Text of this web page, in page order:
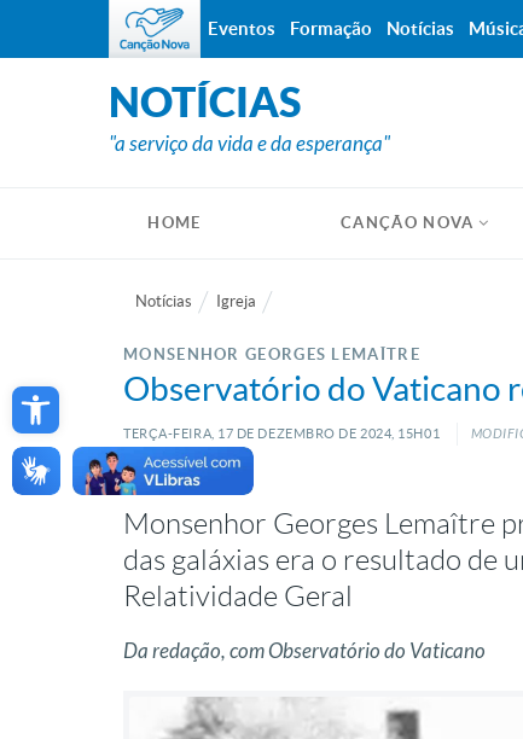
Open toolbar
NOTÍCIAS
"a serviço da vida e da esperança"
HOME CANÇÃO NOVA
Notícias Igreja
MONSENHOR GEORGES LEMAÎTRE
Observatório do Vaticano
TERÇA-FEIRA, 17 DE DEZEMBRO DE 2024, 15H01
Monsenhor Georges Lemaître
das galáxias era o resultado de
Relatividade Geral
Da redação, com Observatório do Vaticano
Eventos Formação Notícias